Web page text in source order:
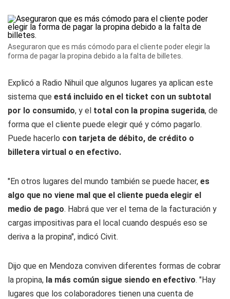
Aseguraron que es más cómodo para el cliente poder elegir la
forma de pagar la propina debido a la falta de billetes.
Explicó a Radio Nihuil que algunos lugares ya aplican este
sistema que está incluido en el ticket con un subtotal
por lo consumido, y el total con la propina sugerida, de
forma que el cliente puede elegir qué y cómo pagarlo.
Puede hacerlo con tarjeta de débito, de crédito o
billetera virtual o en efectivo.
"En otros lugares del mundo también se puede hacer, es
algo que no viene mal que el cliente pueda elegir el
medio de pago. Habrá que ver el tema de la facturación y
cargas impositivas para el local cuando después eso se
deriva a la propina", indicó Civit.
Dijo que en Mendoza conviven diferentes formas de cobrar
la propina, la más común sigue siendo en efectivo. "Hay
lugares que los colaboradores tienen una cuenta de